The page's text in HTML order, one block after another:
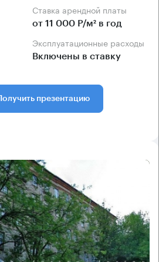
Ставка арендной платы
от 11 000 Р/м² в год
Эксплуатационные расходы
Включены в ставку
Получить презентацию